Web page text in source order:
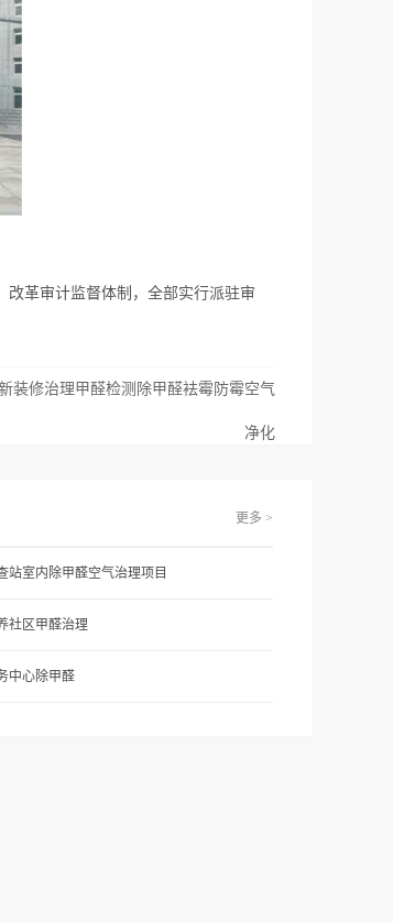
革审计监督体制，全部实行派驻审
装修治理甲醛检测除甲醛袪霉防霉空气
净化
更多 >
站室内除甲醛空气治理项目
社区甲醛治理
中心除甲醛